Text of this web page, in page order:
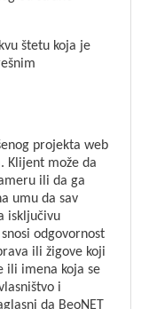
štetu koja je
projekta web
Klijent može da
ili da ga
umu da sav
isključivu
odgovornost
ili žigove koji
ili imena koja se
i
da BeoNET